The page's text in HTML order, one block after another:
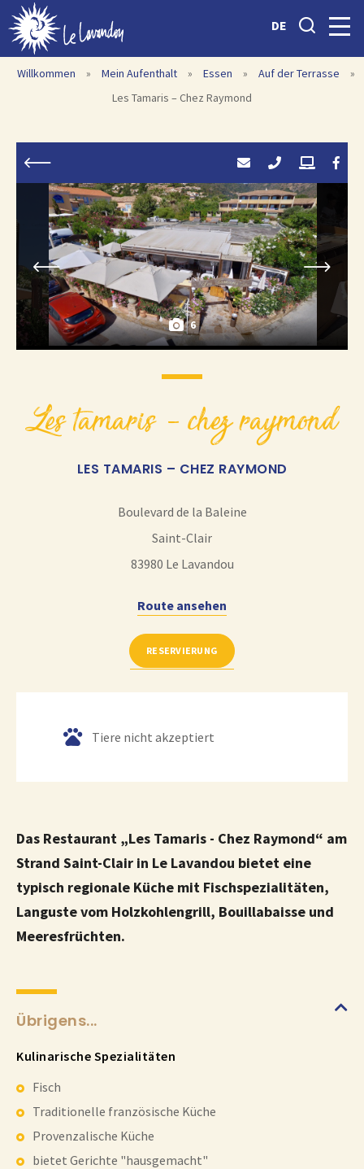
DE
Willkommen » Mein Aufenthalt » Essen » Auf der Terrasse
»
Les Tamaris – Chez Raymond
6
les tamaris – chez raymond
LES TAMARIS – CHEZ RAYMOND
Boulevard de la Baleine
Saint-Clair
83980 Le Lavandou
Route ansehen
RESERVIERUNG
Tiere nicht akzeptiert
Das Restaurant „Les Tamaris - Chez Raymond“ am
Strand Saint-Clair in Le Lavandou bietet eine
typisch regionale Küche mit Fischspezialitäten,
Languste vom Holzkohlengrill, Bouillabaisse und
Meeresfrüchten.
Übrigens...
Kulinarische Spezialitäten
Fisch
Traditionelle französische Küche
Provenzalische Küche
bietet Gerichte "hausgemacht"